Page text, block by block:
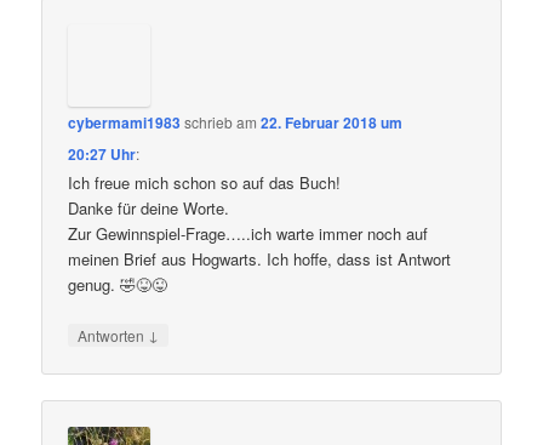
cybermami1983schriebam22. Februar 2018 um
20:27 Uhr:
Ich freue mich schon so auf das Buch!
Danke für deine Worte.
Zur Gewinnspiel-Frage…..ich warte immer noch auf
meinen Brief aus Hogwarts. Ich hoffe, dass ist Antwort
genug. 🤣😝😜
Antworten ↓